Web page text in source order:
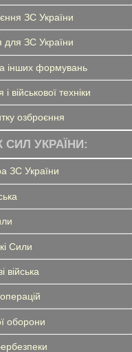
ЗС України
для ЗС України
інших формувань
військової техніки
озброєння
УКРАЇНИ:
ЗС України
Сили
війська
оборони